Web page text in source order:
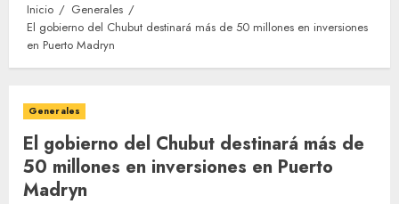
Inicio
Generales
El gobierno del Chubut destinará más de 50 millones en inversiones
en Puerto Madryn
Generales
El gobierno del Chubut destinará más de
50 millones en inversiones en Puerto
Madryn